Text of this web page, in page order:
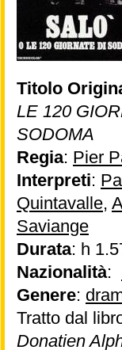
Titolo
LE 120
SODOMA
Regia: Pier
Interpreti:
Quintavalle,
Saviange
Durata: h
Nazionalità:
Genere:
Tratto dal
Donatien